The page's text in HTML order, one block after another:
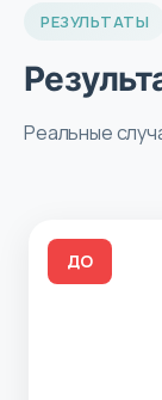
РЕЗУЛЬТАТЫ
Реальные
ДО